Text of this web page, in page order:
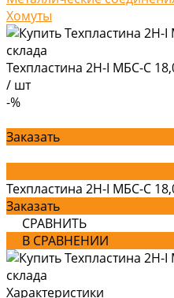
Хомуты
Техпластина 2Н-I МБС-С
/ шт
-%
Заказать
Техпластина 2Н-I МБС-С
Заказать
СРАВНИТЬ
В СРАВНЕНИИ
Характеристики